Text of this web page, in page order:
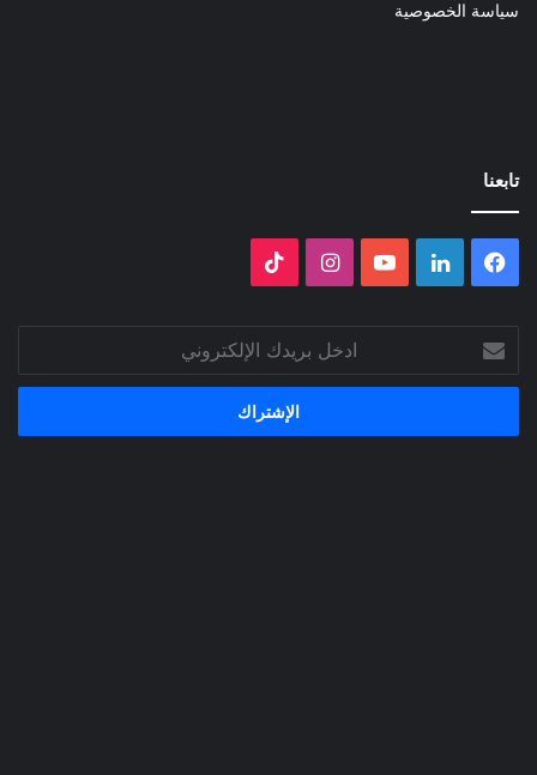
سياسة الخصوصية
تابعنا
فيسبوك لينكدإن ‫YouTubeانستقرام
ادخل
بريدك
الإلكتروني